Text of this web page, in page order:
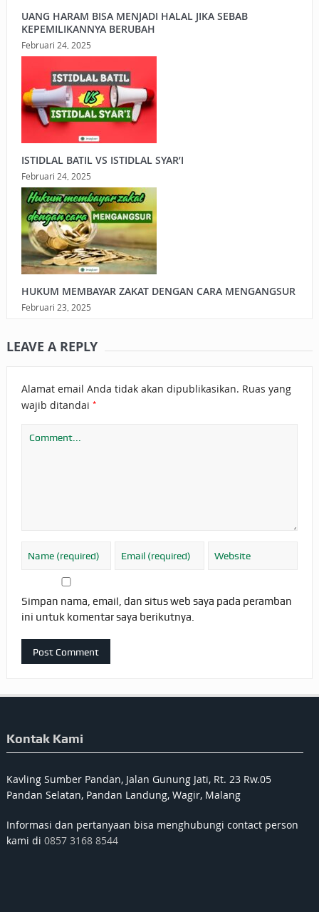
UANG HARAM BISA MENJADI HALAL JIKA SEBAB
KEPEMILIKANNYA BERUBAH
Februari 24, 2025
ISTIDLAL BATIL VS ISTIDLAL SYAR’I
Februari 24, 2025
HUKUM MEMBAYAR ZAKAT DENGAN CARA MENGANGSUR
Februari 23, 2025
LEAVE A REPLY
Alamat email Anda tidak akan dipublikasikan. Ruas yang
wajib ditandai *
Simpan nama, email, dan situs web saya pada peramban
ini untuk komentar saya berikutnya.
Kontak Kami
Kavling Sumber Pandan, Jalan Gunung Jati, Rt. 23 Rw.05
Pandan Selatan, Pandan Landung, Wagir, Malang
Informasi dan pertanyaan bisa menghubungi contact person
kami di 0857 3168 8544